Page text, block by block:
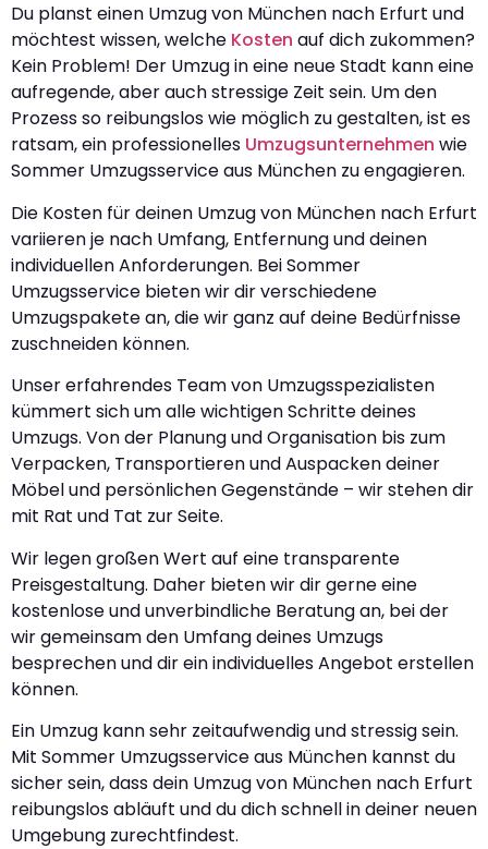
Du planst einen Umzug von München nach Erfurt und
möchtest wissen, welche Kosten auf dich zukommen?
Kein Problem! Der Umzug in eine neue Stadt kann eine
aufregende, aber auch stressige Zeit sein. Um den
Prozess so reibungslos wie möglich zu gestalten, ist es
ratsam, ein professionelles Umzugsunternehmen wie
Sommer Umzugsservice aus München zu engagieren.
Die Kosten für deinen Umzug von München nach Erfurt
variieren je nach Umfang, Entfernung und deinen
individuellen Anforderungen. Bei Sommer
Umzugsservice bieten wir dir verschiedene
Umzugspakete an, die wir ganz auf deine Bedürfnisse
zuschneiden können.
Unser erfahrendes Team von Umzugsspezialisten
kümmert sich um alle wichtigen Schritte deines
Umzugs. Von der Planung und Organisation bis zum
Verpacken, Transportieren und Auspacken deiner
Möbel und persönlichen Gegenstände – wir stehen dir
mit Rat und Tat zur Seite.
Wir legen großen Wert auf eine transparente
Preisgestaltung. Daher bieten wir dir gerne eine
kostenlose und unverbindliche Beratung an, bei der
wir gemeinsam den Umfang deines Umzugs
besprechen und dir ein individuelles Angebot erstellen
können.
Ein Umzug kann sehr zeitaufwendig und stressig sein.
Mit Sommer Umzugsservice aus München kannst du
sicher sein, dass dein Umzug von München nach Erfurt
reibungslos abläuft und du dich schnell in deiner neuen
Umgebung zurechtfindest.